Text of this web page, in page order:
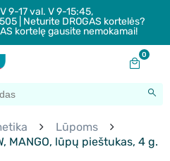
9-17 val. V 9-15:45,
| Neturite DROGAS kortelės?
kortelę gausite nemokamai!
0
Lūpoms
MANGO, lūpų pieštukas, 4 g.